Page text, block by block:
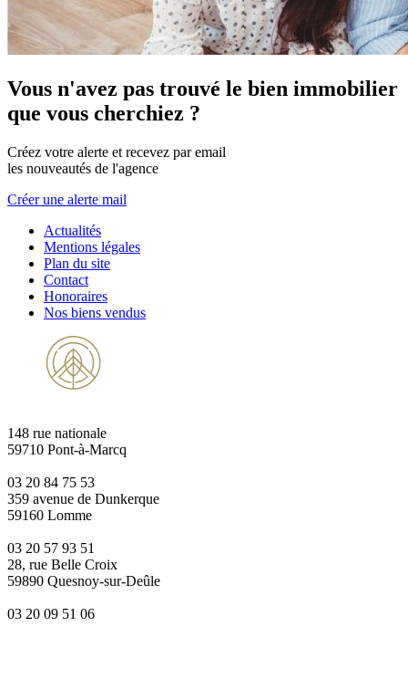
Vous n'avez pas trouvé le bien immobilier
que vous cherchiez ?
Créez votre alerte et recevez par email
les nouveautés de l'agence
Créer une alerte mail
Actualités
Mentions légales
Plan du site
Contact
Honoraires
Nos biens vendus
148 rue nationale
59710 Pont-à-Marcq
03 20 84 75 53
359 avenue de Dunkerque
59160 Lomme
03 20 57 93 51
28, rue Belle Croix
59890 Quesnoy-sur-Deûle
03 20 09 51 06